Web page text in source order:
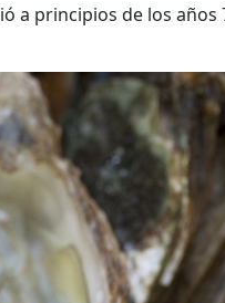
a principios de los años